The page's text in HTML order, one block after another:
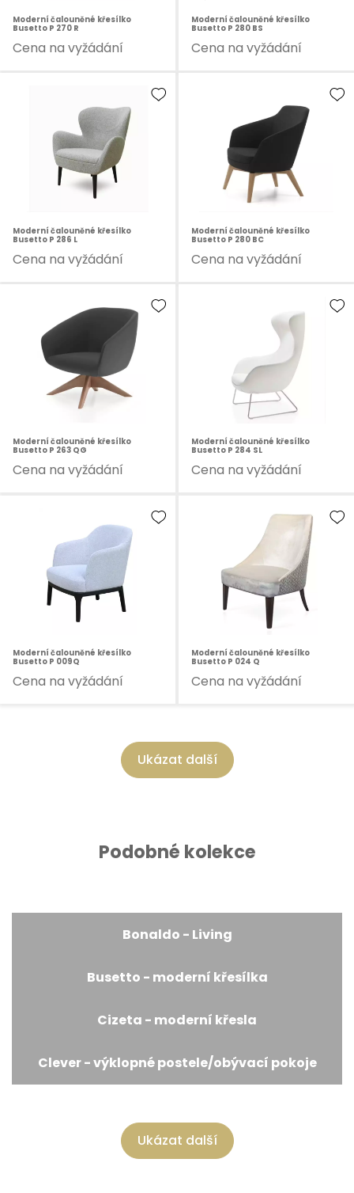
Moderní čalouněné křesílko
Busetto P 270 R
Cena na vyžádání
Moderní čalouněné křesílko
Busetto P 280 BS
Cena na vyžádání
Moderní čalouněné křesílko
Busetto P 286 L
Cena na vyžádání
Moderní čalouněné křesílko
Busetto P 280 BC
Cena na vyžádání
Moderní čalouněné křesílko
Busetto P 263 QG
Cena na vyžádání
Moderní čalouněné křesílko
Busetto P 284 SL
Cena na vyžádání
Moderní čalouněné křesílko
Busetto P 009Q
Cena na vyžádání
Moderní čalouněné křesílko
Busetto P 024 Q
Cena na vyžádání
Ukázat další
Podobné kolekce
Bonaldo - Living
Busetto - moderní křesílka
Cizeta - moderní křesla
Clever - výklopné postele/obývací pokoje
Ukázat další